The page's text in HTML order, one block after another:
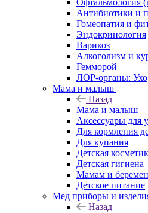
Офтальмология
Антибиотики и
Гомеопатия и
Эндокринология
Варикоз
Алкоголизм и
Гемморой
ЛОР-органы: Ухо
Мама и малыш
Назад
Мама и малыш
Аксессуары для
Для кормления
Для купания
Детская
Детская гигиена
Мамам и
Детское питание
Мед приборы и
Назад